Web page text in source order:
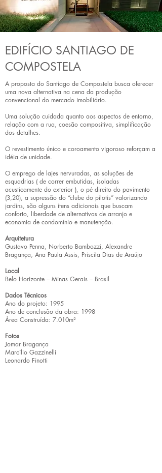
EDIFÍCIO SANTIAGO DE
COMPOSTELA
A proposta do Santiago de Compostela busca oferecer
uma nova alternativa na cena da produção
convencional do mercado imobiliário.
Uma solução cuidada quanto aos aspectos de entorno,
relação com a rua, coesão compositiva, simplificação
dos detalhes.
O revestimento único e coroamento vigoroso reforçam a
idéia de unidade.
O emprego de lajes nervuradas, as soluções de
esquadrias ( de correr embutidas, isoladas
acusticamente do exterior ), o pé direito do pavimento
(3,20), a supressão do “clube do pilotis” valorizando
jardins, são alguns itens adicionais que buscam
conforto, liberdade de alternativas de arranjo e
economia de condomínio e manutenção.
Arquitetura
Gustavo Penna, Norberto Bambozzi, Alexandre
Bragança, Ana Paula Assis, Priscila Dias de Araújo
Local
Belo Horizonte – Minas Gerais – Brasil
Dados Técnicos
Ano do projeto: 1995
Ano de conclusão da obra: 1998
Área Construída: 7.010m²
Fotos
Jomar Bragança
Marcílio Gazzinelli
Leonardo Finotti